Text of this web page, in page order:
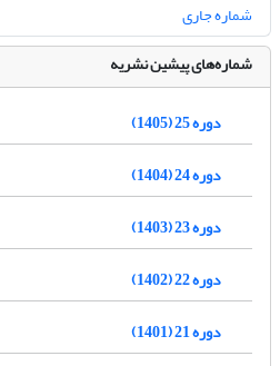
شماره جاری
شماره‌های پیشین نشریه
دوره 25 (1405)
دوره 24 (1404)
دوره 23 (1403)
دوره 22 (1402)
دوره 21 (1401)